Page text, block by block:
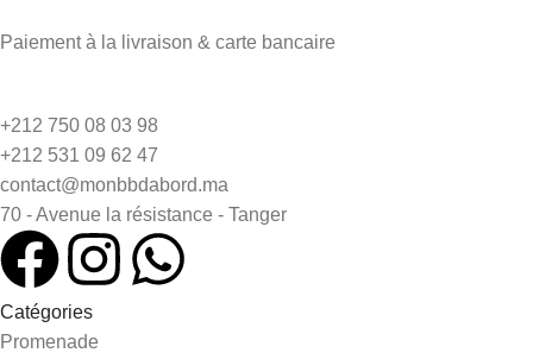
Paiement à la livraison & carte bancaire
+212 750 08 03 98
+212 531 09 62 47
contact@monbbdabord.ma
70 - Avenue la résistance - Tanger
Catégories
Promenade